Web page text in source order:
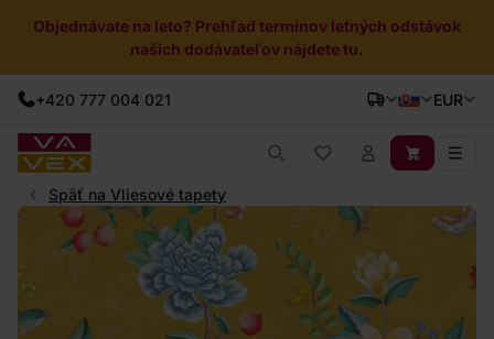
Objednávate na leto? Prehľad termínov letných odstávok
našich dodávateľov nájdete tu.
+420 777 004 021 EUR
Späť na Vliesové tapety